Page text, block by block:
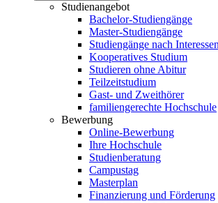
Studienangebot
Bachelor-Studiengänge
Master-Studiengänge
Studiengänge nach
Kooperatives Studium
Studieren ohne Abitur
Teilzeitstudium
Gast- und Zweithörer
familiengerechte Hochschule
Bewerbung
Online-Bewerbung
Ihre Hochschule
Studienberatung
Campustag
Masterplan
Finanzierung und Förderung